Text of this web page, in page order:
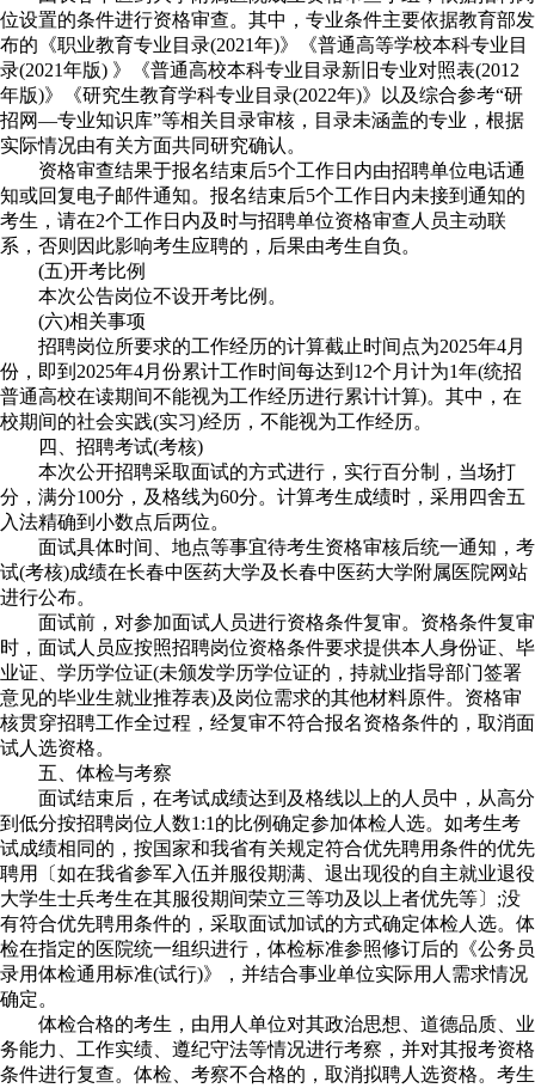
位设置的条件进行资格审查。其中，专业条件主要依据教育部发
布的《职业教育专业目录(2021年)》《普通高等学校本科专业目
录(2021年版) 》《普通高校本科专业目录新旧专业对照表(2012
年版)》《研究生教育学科专业目录(2022年)》以及综合参考“研
招网—专业知识库”等相关目录审核，目录未涵盖的专业，根据
实际情况由有关方面共同研究确认。
资格审查结果于报名结束后5个工作日内由招聘单位电话通
知或回复电子邮件通知。报名结束后5个工作日内未接到通知的
考生，请在2个工作日内及时与招聘单位资格审查人员主动联
系，否则因此影响考生应聘的，后果由考生自负。
(五)开考比例
本次公告岗位不设开考比例。
(六)相关事项
招聘岗位所要求的工作经历的计算截止时间点为2025年4月
份，即到2025年4月份累计工作时间每达到12个月计为1年(统招
普通高校在读期间不能视为工作经历进行累计计算)。其中，在
校期间的社会实践(实习)经历，不能视为工作经历。
四、招聘考试(考核)
本次公开招聘采取面试的方式进行，实行百分制，当场打
分，满分100分，及格线为60分。计算考生成绩时，采用四舍五
入法精确到小数点后两位。
面试具体时间、地点等事宜待考生资格审核后统一通知，考
试(考核)成绩在长春中医药大学及长春中医药大学附属医院网站
进行公布。
面试前，对参加面试人员进行资格条件复审。资格条件复审
时，面试人员应按照招聘岗位资格条件要求提供本人身份证、毕
业证、学历学位证(未颁发学历学位证的，持就业指导部门签署
意见的毕业生就业推荐表)及岗位需求的其他材料原件。资格审
核贯穿招聘工作全过程，经复审不符合报名资格条件的，取消面
试人选资格。
五、体检与考察
面试结束后，在考试成绩达到及格线以上的人员中，从高分
到低分按招聘岗位人数1:1的比例确定参加体检人选。如考生考
试成绩相同的，按国家和我省有关规定符合优先聘用条件的优先
聘用〔如在我省参军入伍并服役期满、退出现役的自主就业退役
大学生士兵考生在其服役期间荣立三等功及以上者优先等〕;没
有符合优先聘用条件的，采取面试加试的方式确定体检人选。体
检在指定的医院统一组织进行，体检标准参照修订后的《公务员
录用体检通用标准(试行)》，并结合事业单位实际用人需求情况
确定。
体检合格的考生，由用人单位对其政治思想、道德品质、业
务能力、工作实绩、遵纪守法等情况进行考察，并对其报考资格
条件进行复查。体检、考察不合格的，取消拟聘人选资格。考生